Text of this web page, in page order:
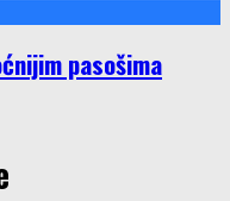
pasošima